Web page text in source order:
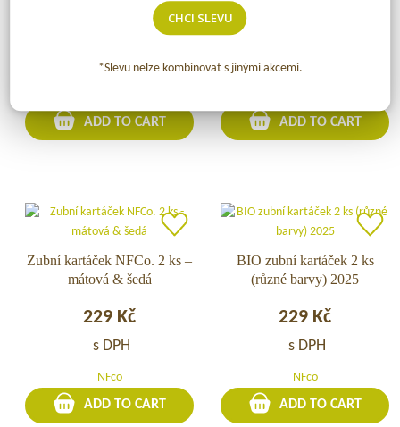
žlutý
s DPH
ADD TO CART
&
s DPH
ADD TO CART
Zubní
kartáček
2
ks
mátová
&
Zubní kartáček NFCo. 2 ks –
mátová & šedá
229 Kč
s DPH
NFco
ADD TO CART
BIO
zubní
2
ks
barvy)
2025
BIO zubní kartáček 2 ks
(různé barvy) 2025
229 Kč
s DPH
NFco
ADD TO CART
CHCI SLEVU
*Slevu nelze kombinovat s jinými akcemi.